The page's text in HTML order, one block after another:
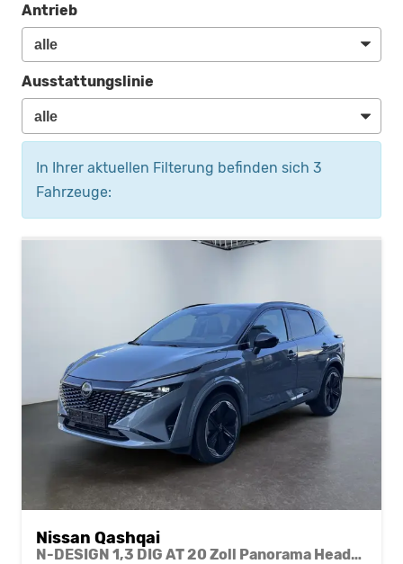
Antrieb
Ausstattungslinie
In Ihrer aktuellen Filterung befinden sich 3
Fahrzeuge:
Nissan Qashqai
N-DESIGN 1,3 DIG AT 20 Zoll Panorama Head-up 360° Alcantara Navi el Heckklappe